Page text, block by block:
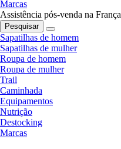
Marcas
Assistência pós-venda na França
Pesquisar
Sapatilhas de homem
Sapatilhas de mulher
Roupa de homem
Roupa de mulher
Trail
Caminhada
Equipamentos
Nutrição
Destocking
Marcas